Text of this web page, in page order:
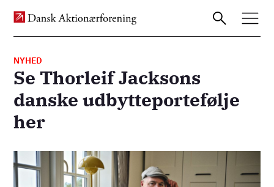
Gå
til
hovedindhold
NYHED
Se Thorleif Jacksons
danske udbytteportefølje
her
Billede